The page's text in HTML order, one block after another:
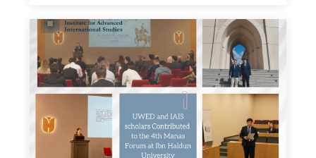
so‘nggi seminar Markaziy Osiyoda mintaqaviy
integratsiyani